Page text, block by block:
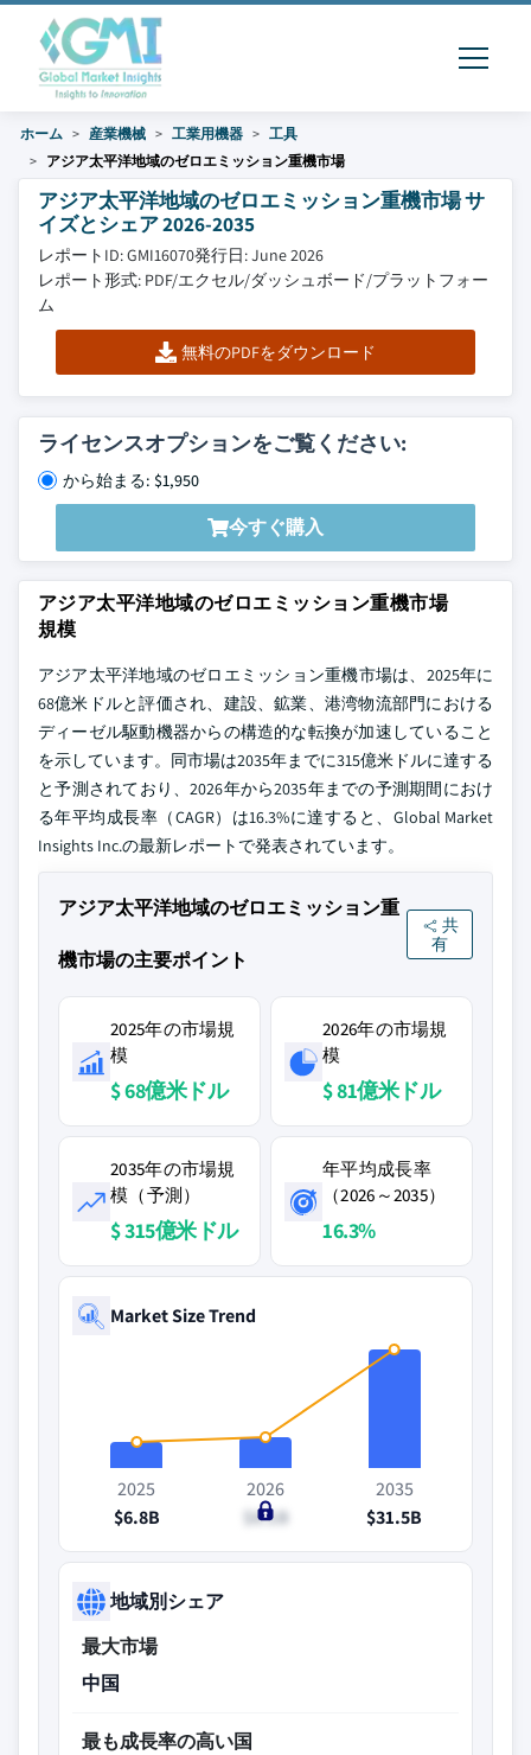
ホーム 産業機械 工業用機器
工具
アジア太平洋地域のゼロエミッション重機市場
アジア太平洋地域のゼロエミッション重機市場 サ
イズとシェア 2026-2035
レポートID: GMI16070発行日: June 2026
レポート形式: PDF/エクセル/ダッシュボード/プラットフォー
ム
無料のPDFをダウンロード
ライセンスオプションをご覧ください:
から始まる: $1,950
今すぐ購入
アジア太平洋地域のゼロエミッション重機市場
規模
アジア太平洋地域のゼロエミッション重機市場は、2025年に
68億米ドルと評価され、建設、鉱業、港湾物流部門における
ディーゼル駆動機器からの構造的な転換が加速していること
を示しています。同市場は2035年までに315億米ドルに達する
と予測されており、2026年から2035年までの予測期間におけ
る年平均成長率（CAGR）は16.3%に達すると、Global Market
Insights Inc.の最新レポートで発表されています。
アジア太平洋地域のゼロエミッション重
機市場の主要ポイント
共
有
2025年の市場規
模
$ 68億米ドル
2026年の市場規
模
$ 81億米ドル
2035年の市場規
模（予測）
$ 315億米ドル
年平均成長率
（2026～2035）
16.3%
Market Size Trend
2025
$6.8B
2026
$8.1B
2035
$31.5B
地域別シェア
最大市場
中国
最も成長率の高い国